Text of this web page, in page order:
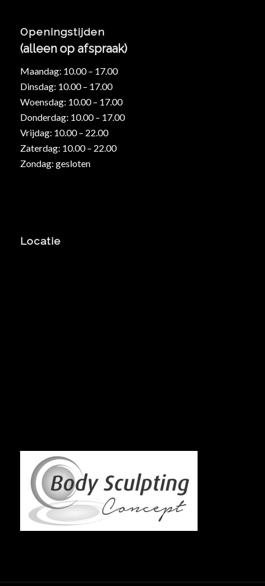
Openingstijden
(alleen op afspraak)
Maandag: 10.00 – 17.00
Dinsdag: 10.00 – 17.00
Woensdag: 10.00 – 17.00
Donderdag: 10.00 – 17.00
Vrijdag: 10.00 – 22.00
Zaterdag: 10.00 – 22.00
Zondag: gesloten
Locatie